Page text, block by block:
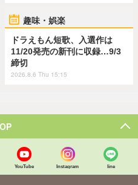
趣味・娯楽
ドラえもん短歌、入選作は
11/20発売の新刊に収録…9/3
締切
2026.8.6 Thu 15:15
YouTube Instagram line